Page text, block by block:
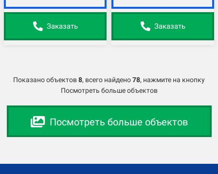
Заказать Заказать
Показано объектов8, всего найдено78, нажмите на кнопку
Посмотреть больше объектов
Посмотреть больше объектов